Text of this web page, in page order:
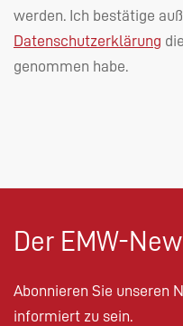
werden. Ich bestätige
Datenschutzerklärung
genommen habe.
Der EMW-
Abonnieren Sie unseren
informiert zu sein.